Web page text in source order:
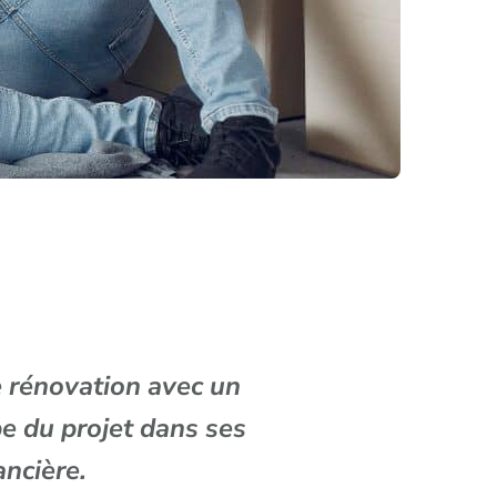
avec un
du projet dans ses